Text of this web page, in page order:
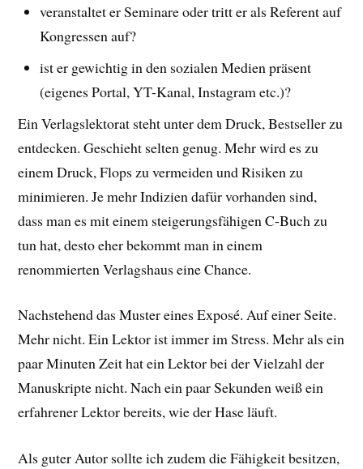
veranstaltet er Seminare oder tritt er als Referent auf
Kongressen auf?
ist er gewichtig in den sozialen Medien präsent
(eigenes Portal, YT-Kanal, Instagram etc.)?
Ein Verlagslektorat steht unter dem Druck, Bestseller zu
entdecken. Geschieht selten genug. Mehr wird es zu
einem Druck, Flops zu vermeiden und Risiken zu
minimieren. Je mehr Indizien dafür vorhanden sind,
dass man es mit einem steigerungsfähigen C-Buch zu
tun hat, desto eher bekommt man in einem
renommierten Verlagshaus eine Chance.
Nachstehend das Muster eines Exposé. Auf einer Seite.
Mehr nicht. Ein Lektor ist immer im Stress. Mehr als ein
paar Minuten Zeit hat ein Lektor bei der Vielzahl der
Manuskripte nicht. Nach ein paar Sekunden weiß ein
erfahrener Lektor bereits, wie der Hase läuft.
Als guter Autor sollte ich zudem die Fähigkeit besitzen,